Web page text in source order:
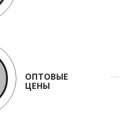
ОПТОВЫЕ
ЦЕНЫ